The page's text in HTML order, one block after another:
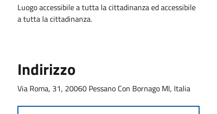
Luogo accessibile a tutta la cittadinanza ed accessibile
a tutta la cittadinanza.
Indirizzo
Via Roma, 31, 20060 Pessano Con Bornago MI, Italia